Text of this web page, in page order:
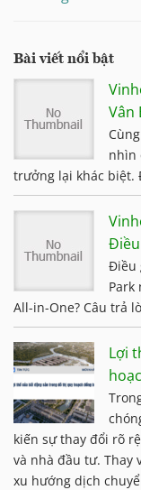
Bài viết nổi bật
Vân
nhìn
trưởng lại khác biệt.
Điều
Điều
Park
All-in-One? Câu trả
Lợi
kiến sự thay đổi rõ
và nhà đầu tư. Thay
xu hướng dịch